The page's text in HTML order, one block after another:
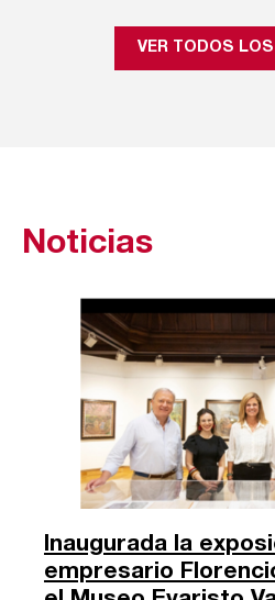
VER TODOS
Noticias
Inaugurada la
empresario